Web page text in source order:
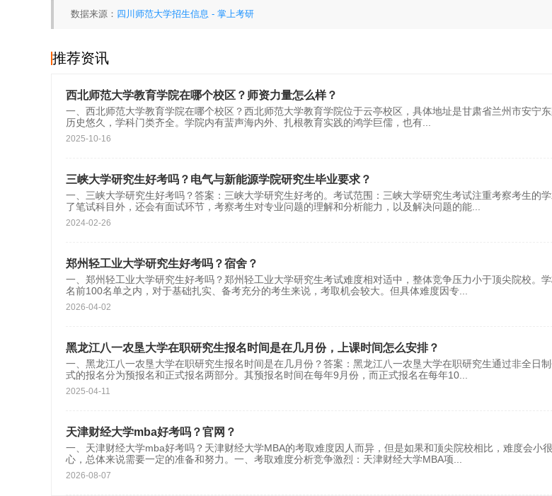
数据来源： 四川师范大学招生信息 - 掌上考研
推荐资讯
西北师范大学教育学院在哪个校区？师资力量怎么样？
一、西北师范大学教育学院在哪个校区？西北师范大学教育学院位于‌云亭校区‌，具体地址是甘肃省兰州市安宁
历史悠久，学科门类齐全。学院内有蜚声海内外、扎根教育实践的鸿学巨儒，也有
2025-10-16
三峡大学研究生好考吗？电气与新能源学院研究生毕业要求？
一、三峡大学研究生好考吗？答案：三峡大学研究生好考的。考试范围：三峡大学研究生考试注重考察考生的
了笔试科目外，还会有面试环节，考察考生对专业问题的理解和分析能力，以及解决问题的能
2024-02-26
郑州轻工业大学研究生好考吗？宿舍？
一、郑州轻工业大学研究生好考吗？郑州轻工业大学研究生考试难度相对适中，整体竞争压力小于顶尖院校。
名前100名单之内，对于基础扎实、备考充分的考生来说，考取机会较大。但具体难度因专
2026-04-02
黑龙江八一农垦大学在职研究生报名时间是在几月份，上课时间怎么安排？
一、黑龙江八一农垦大学在职研究生报名时间是在几月份？答案：黑龙江八一农垦大学在职研究生通过非全日
式的报名分为预报名和正式报名两部分。其预报名时间在每年9月份，而正式报名在每年10
2025-04-11
天津财经大学mba好考吗？官网？
一、天津财经大学mba好考吗？天津财经大学MBA的考取难度因人而异，但是如果和顶尖院校相比，难度会小很
心，总体来说需要一定的准备和努力。一、考取难度分析竞争激烈：天津财经大学MBA项
2026-08-07